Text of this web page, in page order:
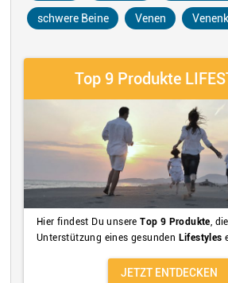
schwere Beine Venen
Top 9 Produkte
Hier findest Du unsereTop 9 Produkte,
Unterstützung eines gesunden Lifestyles
JETZT ENTDECKEN